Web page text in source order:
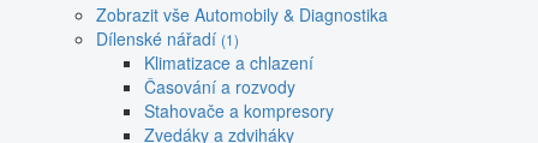
Zobrazit vše Automobily & Diagnostika
Dílenské nářadí (1)
Klimatizace a chlazení
Časování a rozvody
Stahovače a kompresory
Zvedáky a zdviháky